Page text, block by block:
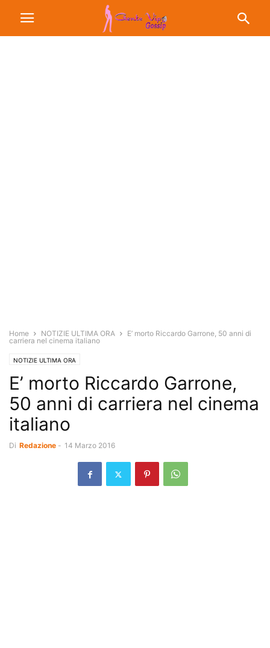
Home NOTIZIE ULTIMA ORA
E’ morto Riccardo Garrone, 50 anni di
carriera nel cinema italiano
NOTIZIE ULTIMA ORA
E’ morto Riccardo Garrone,
50 anni di carriera nel cinema
italiano
Di Redazione - 14 Marzo 2016